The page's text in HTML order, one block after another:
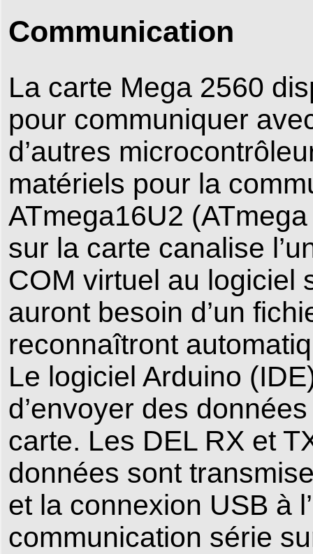
Communication
La carte Mega 2560
pour communiquer
d’autres
matériels pour la
ATmega16U2
sur la carte canalise
COM virtuel au logiciel
auront besoin d’un
reconnaîtront
Le logiciel Arduino
d’envoyer des
carte. Les DEL RX et
données sont
et la connexion USB à
communication série